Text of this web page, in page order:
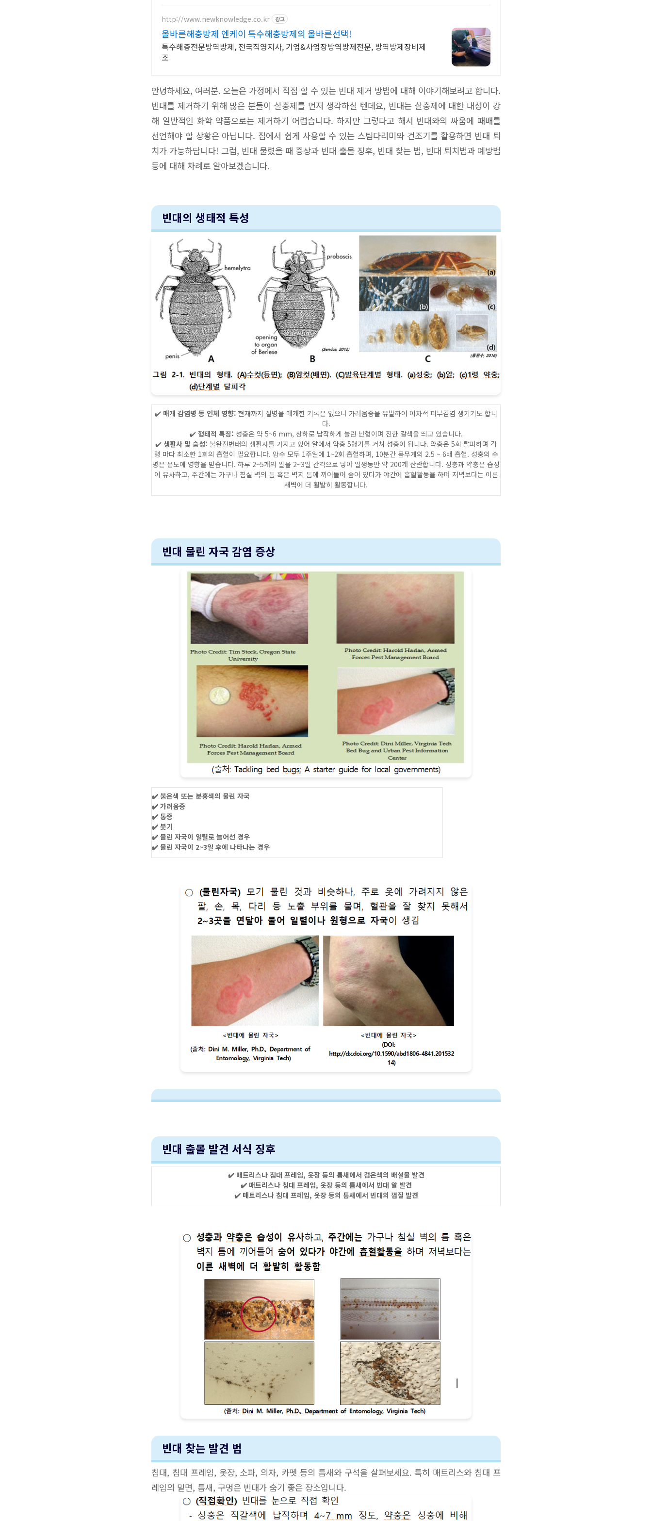
http://www.newknowledge.co.kr 광고
올바른해충방제 엔케이 특수해충방제의 올바른선택!
특수해충전문방역방제, 전국직영지사, 기업&사업장방역방제전문, 방역방제장비제
조
안녕하세요, 여러분. 오늘은 가정에서 직접 할 수 있는 빈대 제거 방법에 대해 이야기해보려고 합니다.
빈대를 제거하기 위해 많은 분들이 살충제를 먼저 생각하실 텐데요, 빈대는 살충제에 대한 내성이 강
해 일반적인 화학 약품으로는 제거하기 어렵습니다. 하지만 그렇다고 해서 빈대와의 싸움에 패배를
선언해야 할 상황은 아닙니다. 집에서 쉽게 사용할 수 있는 스팀다리미와 건조기를 활용하면 빈대 퇴
치가 가능하답니다! 그럼, 빈대 물렸을 때 증상과 빈대 출몰 징후, 빈대 찾는 법, 빈대 퇴치법과 예방법
등에 대해 차례로 알아보겠습니다.
빈대의 생태적 특성
✔️ 매개 감염병 등 인체 영향: 현재까지 질병을 매개한 기록은 없으나 가려움증을 유발하여 이차적 피부감염 생기기도 합니
다.
✔️ 형태적 특징: 성충은 약 5~6 mm, 상하로 납작하게 눌린 난형이며 진한 갈색을 띄고 있습니다.
✔️ 생활사 및 습성: 불완전변태의 생활사를 가지고 있어 알에서 약충 5령기를 거쳐 성충이 됩니다. 약충은 5회 탈피하며 각
령 마다 최소한 1회의 흡혈이 필요합니다. 암수 모두 1주일에 1~2회 흡혈하며, 10분간 몸무게의 2.5 ~ 6배 흡혈. 성충의 수
명은 온도에 영향을 받습니다. 하루 2~5개의 알을 2~3일 간격으로 낳아 일생동안 약 200개 산란합니다. 성충과 약충은 습성
이 유사하고, 주간에는 가구나 침실 벽의 틈 혹은 벽지 틈에 끼어들어 숨어 있다가 야간에 흡혈활동을 하며 저녁보다는 이른
새벽에 더 활발히 활동합니다.
빈대 물린 자국 감염 증상
✔️ 붉은색 또는 분홍색의 물린 자국
✔️ 가려움증
✔️ 통증
✔️ 붓기
✔️ 물린 자국이 일렬로 늘어선 경우
✔️ 물린 자국이 2~3일 후에 나타나는 경우
빈대 출몰 발견 서식 징후
✔️ 매트리스나 침대 프레임, 옷장 등의 틈새에서 검은색의 배설물 발견
✔️ 매트리스나 침대 프레임, 옷장 등의 틈새에서 빈대 알 발견
✔️ 매트리스나 침대 프레임, 옷장 등의 틈새에서 빈대의 껍질 발견
빈대 찾는 발견 법
침대, 침대 프레임, 옷장, 소파, 의자, 카펫 등의 틈새와 구석을 살펴보세요. 특히 매트리스와 침대 프
레임의 밑면, 틈새, 구멍은 빈대가 숨기 좋은 장소입니다.